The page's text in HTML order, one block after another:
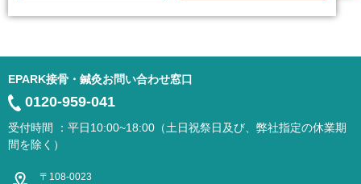
EPARK接骨・鍼灸お問い合わせ窓口
0120-959-041
受付時間 ：平日10:00~18:00（土日祝祭日及び、弊社指定の休業期
間を除く）
〒108-0023